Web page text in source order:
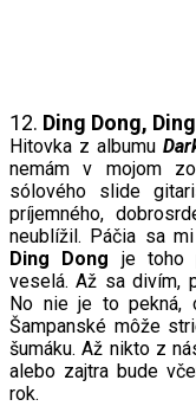
12. Ding Dong,
Hitovka z albumu
nemám v mojom
sólového slide
príjemného,
neublížil. Páčia sa
Ding Dong je toho
veselá. Až sa divím,
No nie je to pekná,
Šampanské môže
šumáku. Až nikto z
alebo zajtra bude
rok.